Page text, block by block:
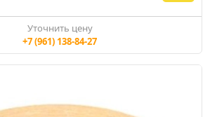
Уточнить цену
+7 (961) 138-84-27